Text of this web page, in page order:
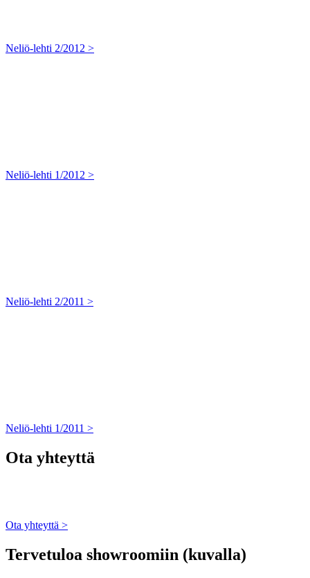
Neliö-lehti 2/2012 >
Neliö-lehti 1/2012 >
Neliö-lehti 2/2011 >
Neliö-lehti 1/2011 >
Ota yhteyttä
Ota yhteyttä >
Tervetuloa showroomiin (kuvalla)